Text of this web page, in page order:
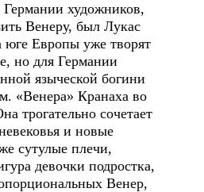
художников,
Венеру, был Лукас
Европы уже творят
но для Германии
языческой богини
«Венера» Кранаха во
трогательно сочетает
и новые
сутулые плечи,
девочки подростка,
Венер,